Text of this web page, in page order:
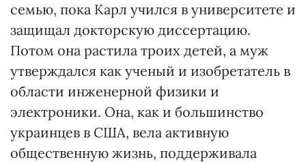
семью, пока Карл учился в университете и
защищал докторскую диссертацию.
Потом она растила троих детей, а муж
утверждался как ученый и изобретатель в
области инженерной физики и
электроники. Она, как и большинство
украинцев в США, вела активную
общественную жизнь, поддерживала